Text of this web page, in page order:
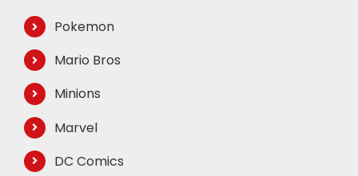
Pokemon
Mario Bros
Minions
Marvel
DC Comics